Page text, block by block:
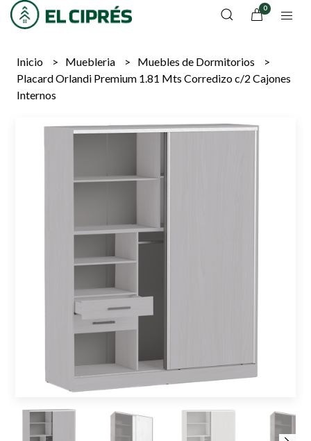
0
Inicio Muebleria
Muebles de Dormitorios
Placard Orlandi Premium 1.81 Mts Corredizo c/2 Cajones
Internos